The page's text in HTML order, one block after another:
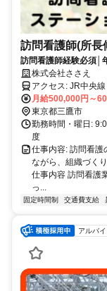
訪問看護師(所長
訪問看護師経験必須│
キャリアへ
株式会社ささえ
アクセス:
月給500,000円～
東京都三鷹市
勤務時間・曜日:
度
仕事内容: 訪問看護
ながら、組織づく
仕事内容 訪問看護
っ...
固定時間制 交通費支給
アルバ